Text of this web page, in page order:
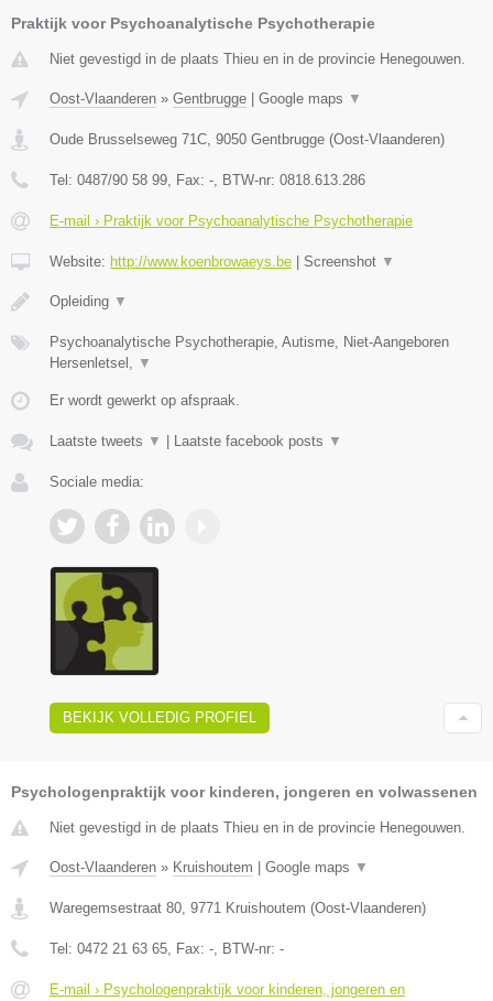
Praktijk voor Psychoanalytische Psychotherapie
Niet gevestigd in de plaats Thieu en in de provincie Henegouwen.
Oost-Vlaanderen » Gentbrugge Google maps ▼
Oude Brusselseweg 71C, 9050 Gentbrugge (Oost-Vlaanderen)
Tel: 0487/90 58 99, Fax: -, BTW-nr: 0818.613.286
E-mail › Praktijk voor Psychoanalytische Psychotherapie
Website: http://www.koenbrowaeys.be Screenshot ▼
Opleiding ▼
Psychoanalytische Psychotherapie, Autisme, Niet-Aangeboren
Hersenletsel, ▼
Er wordt gewerkt op afspraak.
Laatste tweets ▼ Laatste facebook posts ▼
Sociale media:
BEKIJK VOLLEDIG PROFIEL
Psychologenpraktijk voor kinderen, jongeren en volwassenen
Niet gevestigd in de plaats Thieu en in de provincie Henegouwen.
Oost-Vlaanderen » Kruishoutem Google maps ▼
Waregemsestraat 80, 9771 Kruishoutem (Oost-Vlaanderen)
Tel: 0472 21 63 65, Fax: -, BTW-nr: -
E-mail › Psychologenpraktijk voor kinderen, jongeren en